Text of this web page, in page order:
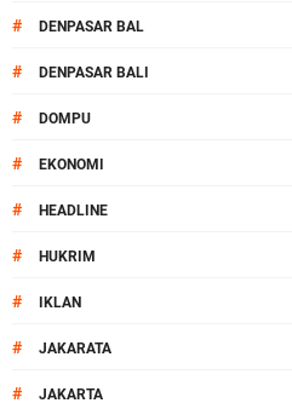
# DENPASAR BAL
# DENPASAR BALI
# DOMPU
# EKONOMI
# HEADLINE
# HUKRIM
# IKLAN
# JAKARATA
# JAKARTA